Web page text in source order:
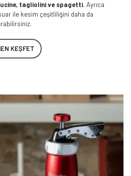
tagliolini ve spagetti. Ayrıca
ile kesim çeşitliliğini daha da
KEŞFET